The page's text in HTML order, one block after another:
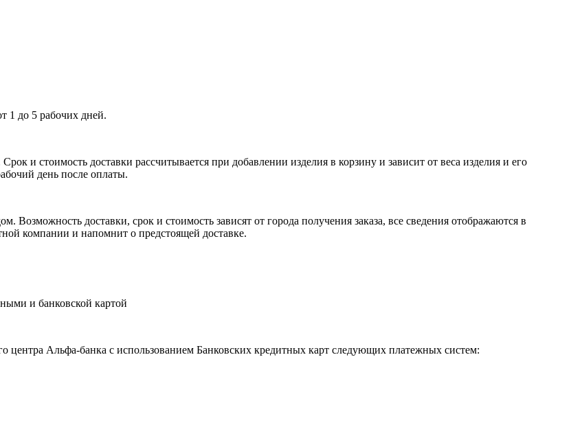
1 до 5 рабочих дней.
и стоимость доставки рассчитывается при добавлении изделия в корзину и зависит от веса изделия и его
день после оплаты.
Возможность доставки, срок и стоимость зависят от города получения заказа, все сведения отображаются в
компании и напомнит о предстоящей доставке.
и банковской картой
центра Альфа-банка с использованием Банковских кредитных карт следующих платежных систем: